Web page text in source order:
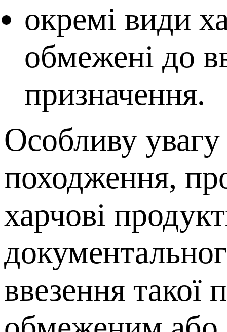
окремі види
обмежені до
призначення.
Особливу
походження,
харчові
ввезення